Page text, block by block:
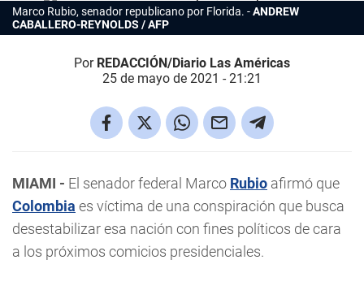
Marco Rubio, senador republicano por Florida.
ANDREW
CABALLERO-REYNOLDS / AFP
Por REDACCIÓN/Diario Las Américas
25 de mayo de 2021 - 21:21
MIAMI - El senador federal Marco Rubio afirmó que
Colombia es víctima de una conspiración que busca
desestabilizar esa nación con fines políticos de cara
a los próximos comicios presidenciales.